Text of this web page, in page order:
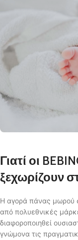
Γιατί οι
ξεχωρίζουν
Η αγορά πάνας μωρού
από πολυεθνικές
διαφοροποιηθεί
γνώμονα τις